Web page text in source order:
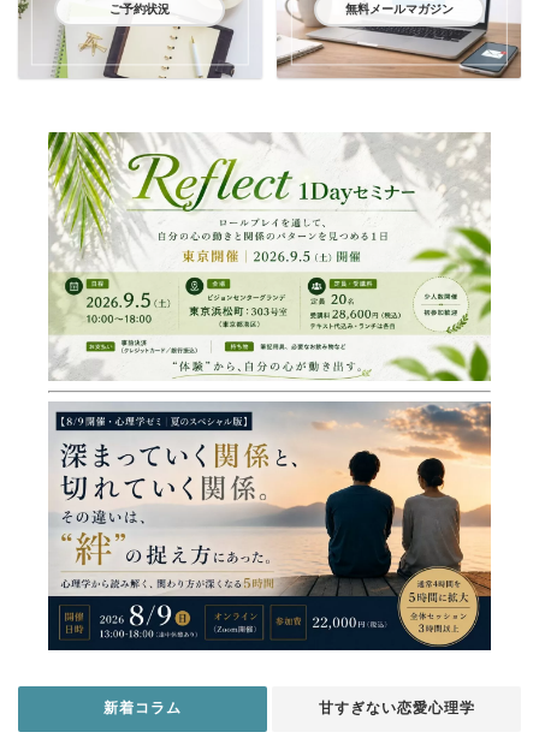
ご予約状況 無料メールマガジン
新着コラム 甘すぎない恋愛心理学